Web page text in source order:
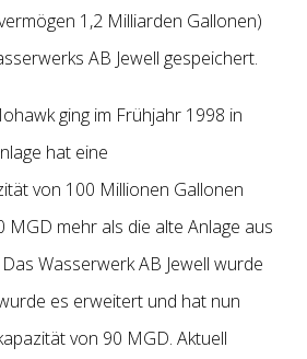
1,2 Milliarden Gallonen)
AB Jewell gespeichert.
ging im Frühjahr 1998 in
hat eine
von 100 Millionen Gallonen
MGD mehr als die alte Anlage aus
Wasserwerk AB Jewell wurde
es erweitert und hat nun
von 90 MGD. Aktuell